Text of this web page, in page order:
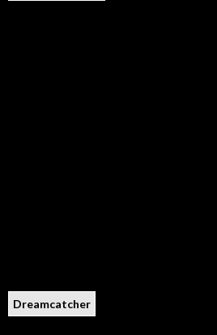
Dreamcatcher